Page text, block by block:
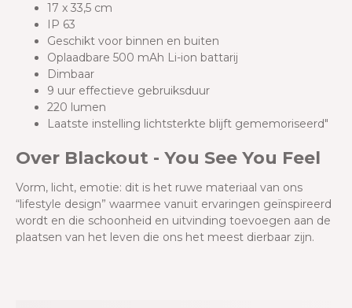
17 x 33,5 cm
IP 63
Geschikt voor binnen en buiten
Oplaadbare 500 mAh Li-ion battarij
Dimbaar
9 uur effectieve gebruiksduur
220 lumen
Laatste instelling lichtsterkte blijft gememoriseerd"
Over Blackout - You See You Feel
Vorm, licht, emotie: dit is het ruwe materiaal van ons
“lifestyle design” waarmee vanuit ervaringen geïnspireerd
wordt en die schoonheid en uitvinding toevoegen aan de
plaatsen van het leven die ons het meest dierbaar zijn.